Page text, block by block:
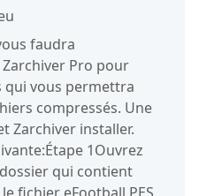
faudra
Pro pour
vous permettra
compressés. Une
Zarchiver installer.
1Ouvrez
qui contient